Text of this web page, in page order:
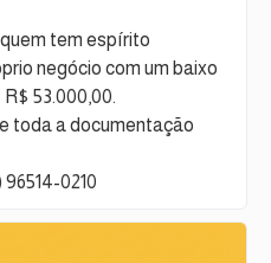
tem espírito
negócio com um baixo
53.000,00.
toda a documentação
0210